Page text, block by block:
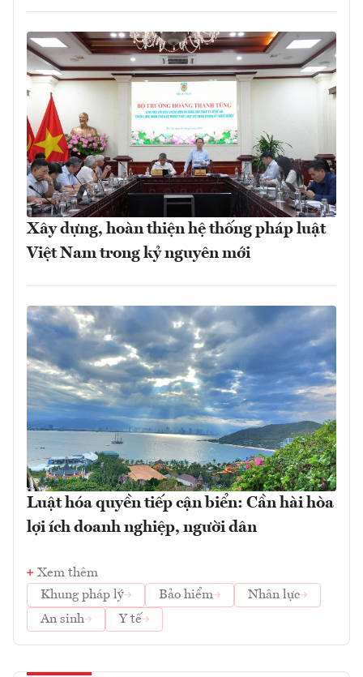
Xây dựng, hoàn thiện hệ thống pháp luật
Việt Nam trong kỷ nguyên mới
Luật hóa quyền tiếp cận biển: Cần hài hòa
lợi ích doanh nghiệp, người dân
Xem thêm
Khung pháp lý
Bảo hiểm
Nhân lực
An sinh
Y tế